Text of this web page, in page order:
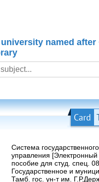
named after
Card
Система
управления
пособие для студ. спец.
Государственное и
Тамб. гос. ун-т им.